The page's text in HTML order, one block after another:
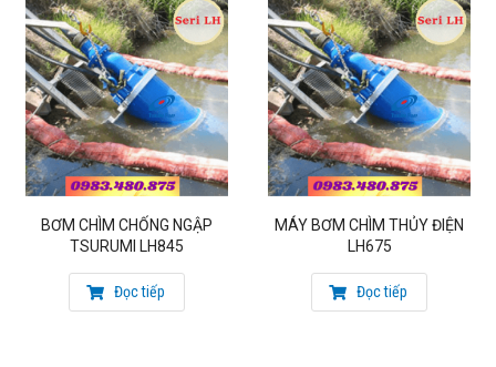
BƠM CHÌM CHỐNG NGẬP
TSURUMI LH845
Đọc tiếp
MÁY BƠM CHÌM THỦY ĐIỆN
LH675
Đọc tiếp